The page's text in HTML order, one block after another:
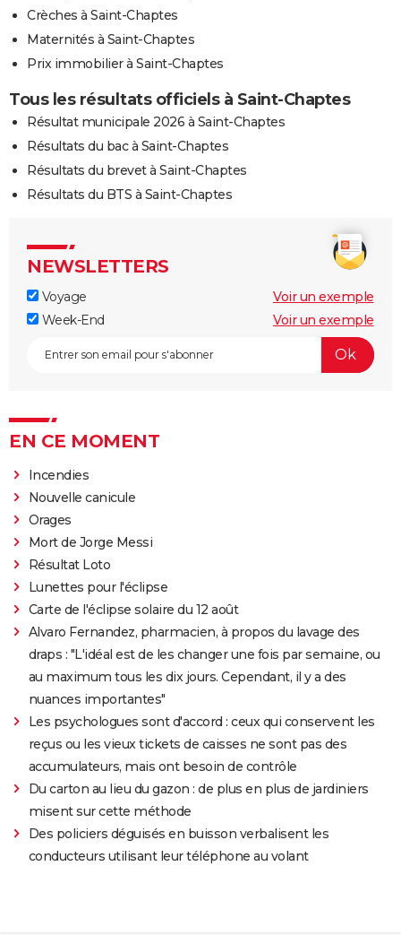
Crèches à Saint-Chaptes
Maternités à Saint-Chaptes
Prix immobilier à Saint-Chaptes
Tous les résultats officiels à Saint-Chaptes
Résultat municipale 2026 à Saint-Chaptes
Résultats du bac à Saint-Chaptes
Résultats du brevet à Saint-Chaptes
Résultats du BTS à Saint-Chaptes
NEWSLETTERS
Voyage
Voir un exemple
Week-End
Voir un exemple
EN CE MOMENT
Incendies
Nouvelle canicule
Orages
Mort de Jorge Messi
Résultat Loto
Lunettes pour l'éclipse
Carte de l'éclipse solaire du 12 août
Alvaro Fernandez, pharmacien, à propos du lavage des
draps : "L'idéal est de les changer une fois par semaine, ou
au maximum tous les dix jours. Cependant, il y a des
nuances importantes"
Les psychologues sont d'accord : ceux qui conservent les
reçus ou les vieux tickets de caisses ne sont pas des
accumulateurs, mais ont besoin de contrôle
Du carton au lieu du gazon : de plus en plus de jardiniers
misent sur cette méthode
Des policiers déguisés en buisson verbalisent les
conducteurs utilisant leur téléphone au volant